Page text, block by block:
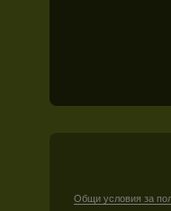
Общи условия за